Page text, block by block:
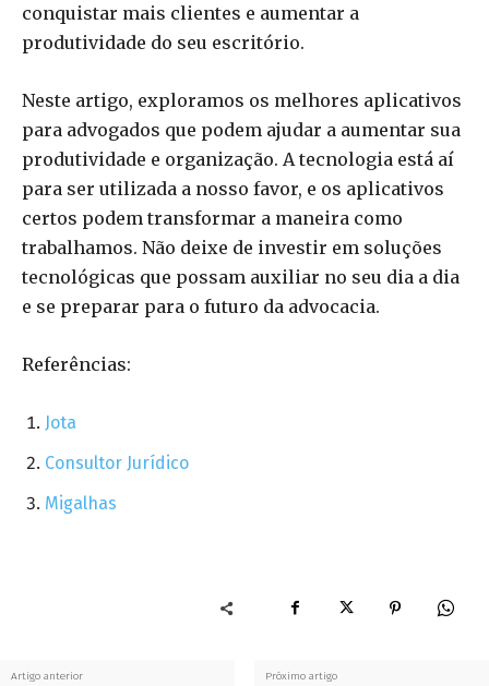
conquistar mais clientes e aumentar a
produtividade do seu escritório.
Neste artigo, exploramos os melhores aplicativos
para advogados que podem ajudar a aumentar sua
produtividade e organização. A tecnologia está aí
para ser utilizada a nosso favor, e os aplicativos
certos podem transformar a maneira como
trabalhamos. Não deixe de investir em soluções
tecnológicas que possam auxiliar no seu dia a dia
e se preparar para o futuro da advocacia.
Referências:
Jota
Consultor Jurídico
Migalhas
Artigo anterior Próximo artigo